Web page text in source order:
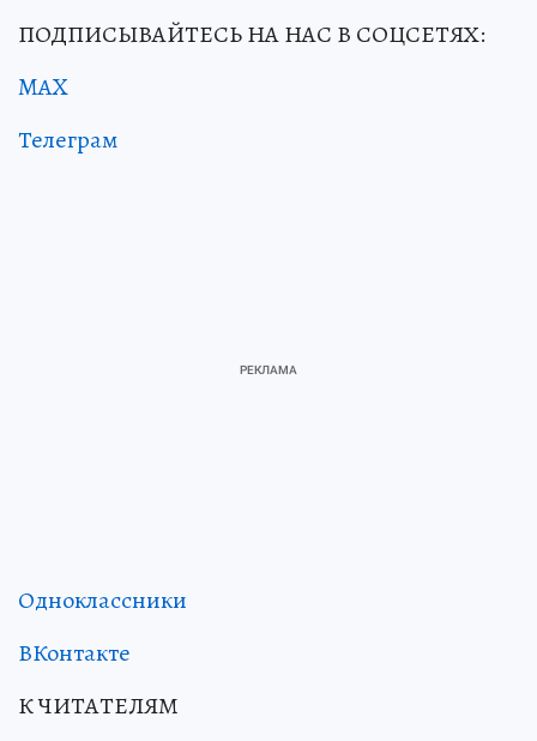
ПОДПИСЫВАЙТЕСЬ НА НАС В СОЦСЕТЯХ:
MAX
Телеграм
Одноклассники
ВКонтакте
К ЧИТАТЕЛЯМ